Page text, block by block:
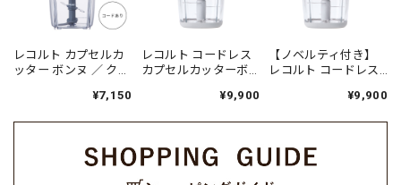
レコルト カプセルカ
ッター ボンヌ ／ クリ
¥7,150
レコルト コードレス
カプセルカッターボ
ック RCP-7(BK)¥9,900
【ノベルティ付き】
レコルト コードレス
ンヌ / モカブラウン
¥9,900